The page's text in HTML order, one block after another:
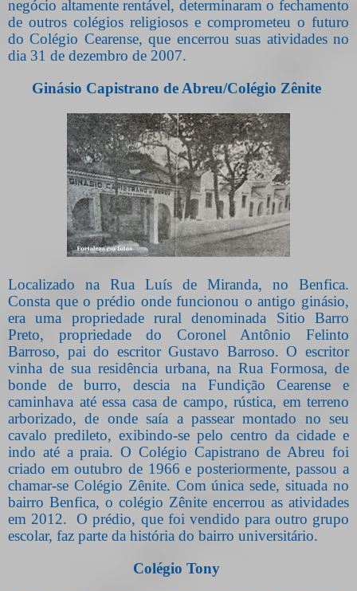
negócio altamente rentável, determinaram o fechamento
de outros colégios religiosos e comprometeu o futuro
do Colégio Cearense, que encerrou suas atividades no
dia 31 de dezembro de 2007.
Ginásio Capistrano de Abreu/Colégio Zênite
Localizado na Rua Luís de Miranda, no Benfica.
Consta que o prédio onde funcionou o antigo ginásio,
era uma propriedade rural denominada Sitio Barro
Preto, propriedade do Coronel Antônio Felinto
Barroso, pai do escritor Gustavo Barroso. O escritor
vinha de sua residência urbana, na Rua Formosa, de
bonde de burro, descia na Fundição Cearense e
caminhava até essa casa de campo, rústica, em terreno
arborizado, de onde saía a passear montado no seu
cavalo predileto, exibindo-se pelo centro da cidade e
indo até a praia. O Colégio Capistrano de Abreu foi
criado em outubro de 1966 e posteriormente, passou a
chamar-se Colégio Zênite. Com única sede, situada no
bairro Benfica, o colégio Zênite encerrou as atividades
em 2012.
O prédio, que foi vendido para outro grupo
escolar, faz parte da história do bairro universitário.
Colégio Tony